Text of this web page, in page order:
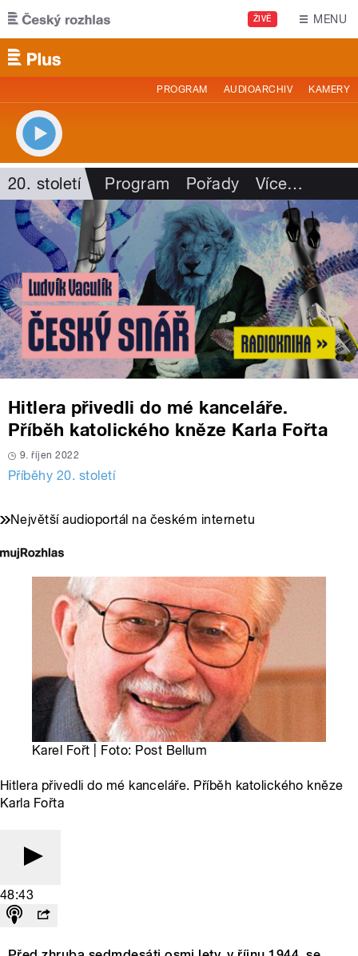
Přejít k hlavnímu obsahu
ŽIVĚ MENU
PROGRAM AUDIOARCHIV KAMERY
20. století Program Pořady Více…
Hitlera přivedli do mé kanceláře.
Příběh katolického kněze Karla Fořta
9. říjen 2022
Příběhy 20. století
Největší audioportál na českém internetu
Karel Fořt | Foto: Post Bellum
Hitlera přivedli do mé kanceláře. Příběh katolického kněze
Karla Fořta
48:43